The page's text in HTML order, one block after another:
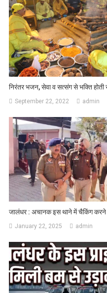
निरंतर भजन, सेवा व सत्संग से भक्ति होती
September 22, 2022 admin
जालंधर : अचानक इस थाने में चैकिंग करने
January 22, 2025 admin